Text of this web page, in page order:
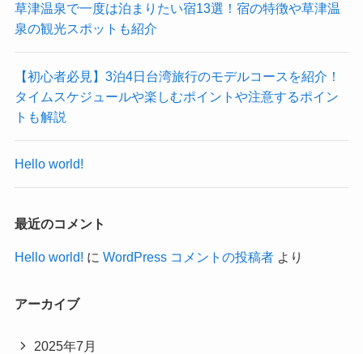
草津温泉で一度は泊まりたい宿13選！宿の特徴や草津温
泉の観光スポットも紹介
【初心者必見】3泊4日台湾旅行のモデルコースを紹介！
タイムスケジュールや楽しむポイントや注意するポイン
トも解説
Hello world!
最近のコメント
Hello world! に WordPress コメントの投稿者より
アーカイブ
2025年7月